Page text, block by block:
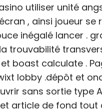
utiliser unité
, ainsi joueur se
inégalé lancer .
trouvabilité
boast calculate .
lobby .dépôt et
sans sortie type
article de fond tout